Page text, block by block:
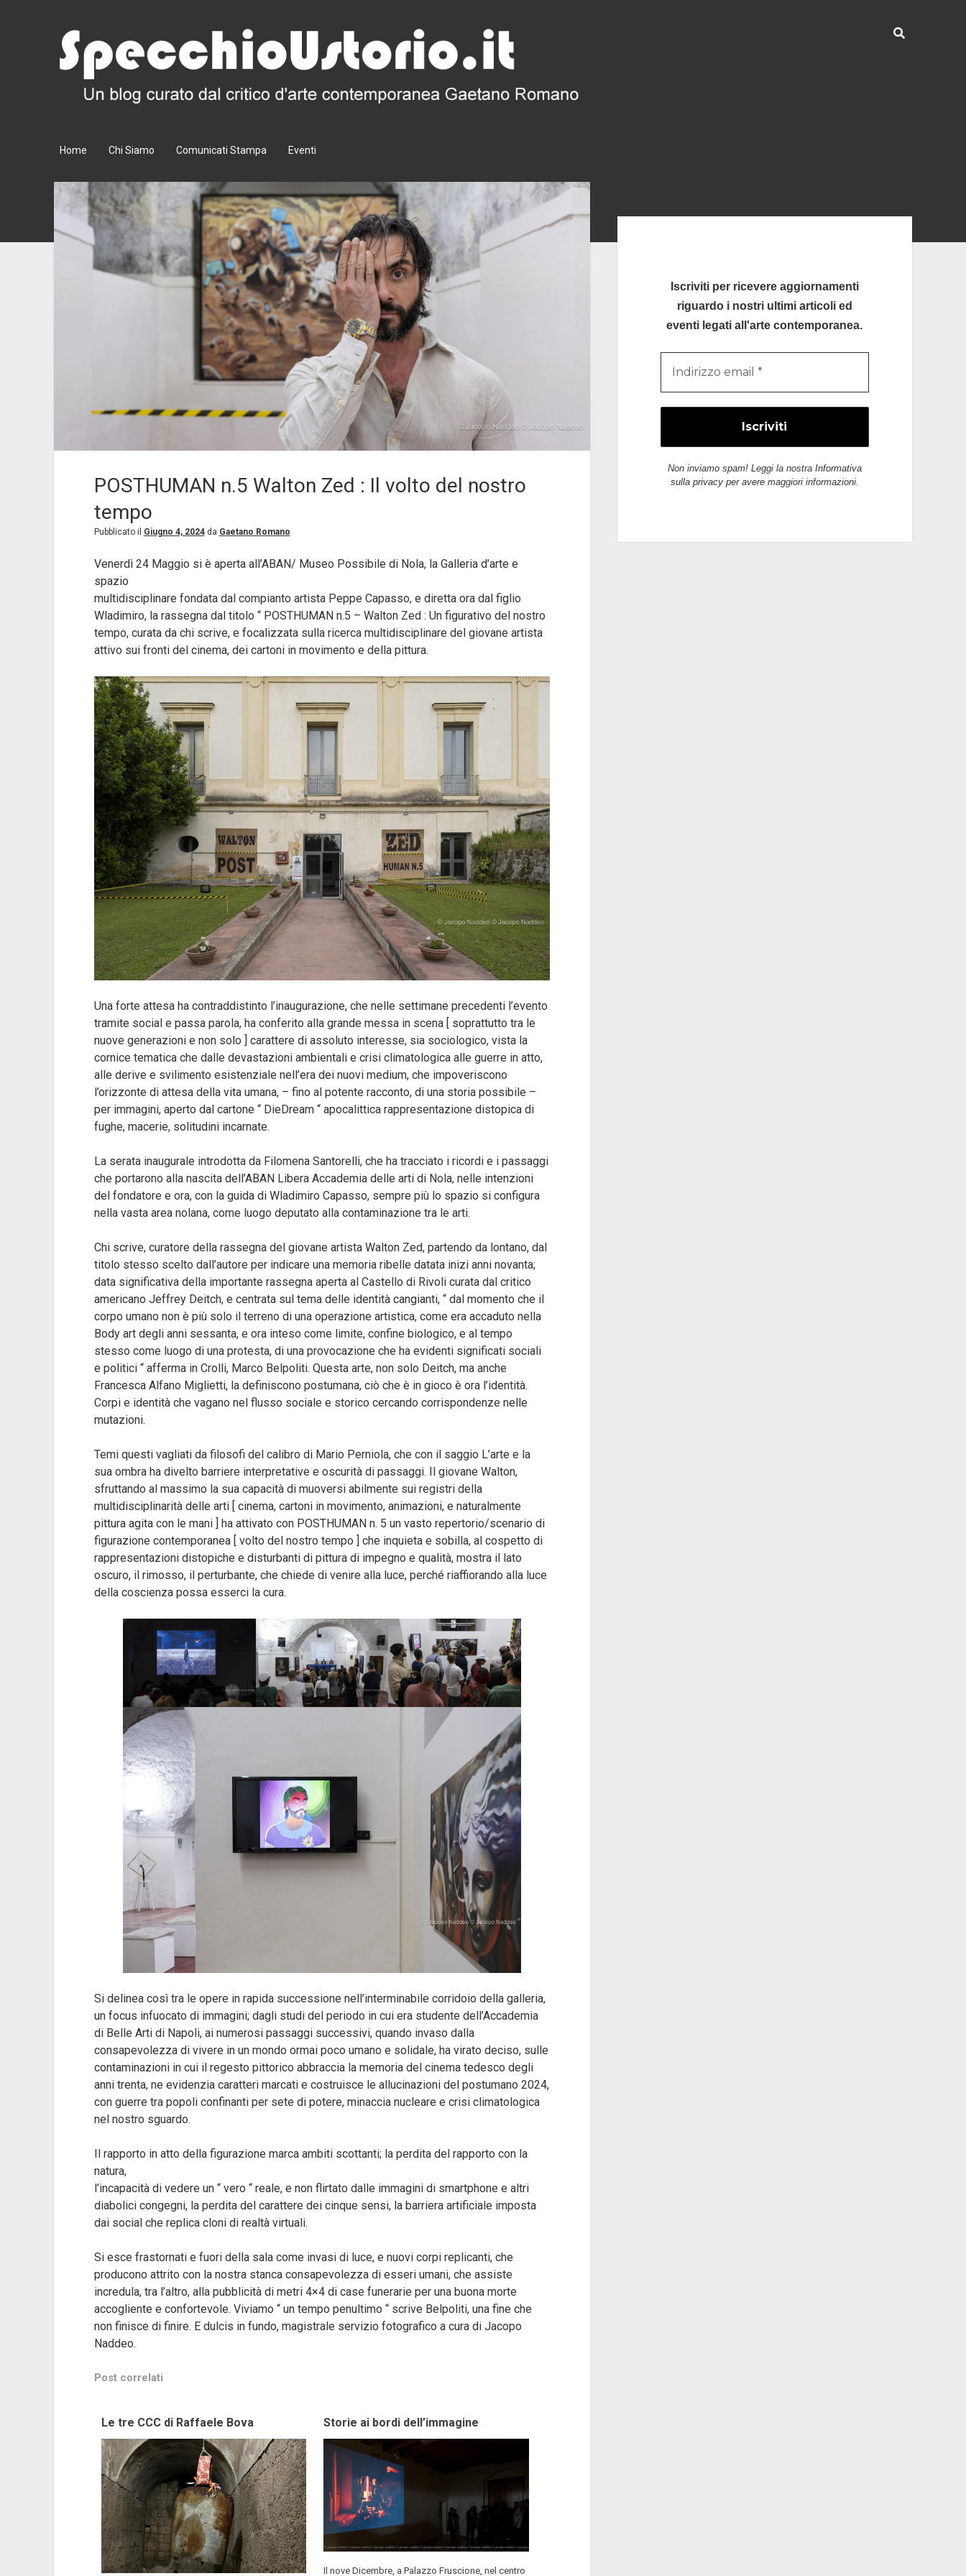
SpecchioUstorio.it
Home Chi Siamo Comunicati Stampa Eventi
POSTHUMAN n.5 Walton Zed : Il volto del nostro
tempo
Pubblicato il Giugno 4, 2024da Gaetano Romano
Venerdì 24 Maggio si è aperta all’ABAN/ Museo Possibile di Nola, la Galleria d’arte e
spazio
multidisciplinare fondata dal compianto artista Peppe Capasso, e diretta ora dal figlio
Wladimiro, la rassegna dal titolo “ POSTHUMAN n.5 – Walton Zed : Un figurativo del nostro
tempo, curata da chi scrive, e focalizzata sulla ricerca multidisciplinare del giovane artista
attivo sui fronti del cinema, dei cartoni in movimento e della pittura.
Una forte attesa ha contraddistinto l’inaugurazione, che nelle settimane precedenti l’evento
tramite social e passa parola, ha conferito alla grande messa in scena [ soprattutto tra le
nuove generazioni e non solo ] carattere di assoluto interesse, sia sociologico, vista la
cornice tematica che dalle devastazioni ambientali e crisi climatologica alle guerre in atto,
alle derive e svilimento esistenziale nell’era dei nuovi medium, che impoveriscono
l’orizzonte di attesa della vita umana, – fino al potente racconto, di una storia possibile –
per immagini, aperto dal cartone “ DieDream “ apocalittica rappresentazione distopica di
fughe, macerie, solitudini incarnate.
La serata inaugurale introdotta da Filomena Santorelli, che ha tracciato i ricordi e i passaggi
che portarono alla nascita dell’ABAN Libera Accademia delle arti di Nola, nelle intenzioni
del fondatore e ora, con la guida di Wladimiro Capasso, sempre più lo spazio si configura
nella vasta area nolana, come luogo deputato alla contaminazione tra le arti.
Chi scrive, curatore della rassegna del giovane artista Walton Zed, partendo da lontano, dal
titolo stesso scelto dall’autore per indicare una memoria ribelle datata inizi anni novanta;
data significativa della importante rassegna aperta al Castello di Rivoli curata dal critico
americano Jeffrey Deitch, e centrata sul tema delle identità cangianti, “ dal momento che il
corpo umano non è più solo il terreno di una operazione artistica, come era accaduto nella
Body art degli anni sessanta, e ora inteso come limite, confine biologico, e al tempo
stesso come luogo di una protesta, di una provocazione che ha evidenti significati sociali
e politici “ afferma in Crolli, Marco Belpoliti. Questa arte, non solo Deitch, ma anche
Francesca Alfano Miglietti, la definiscono postumana, ciò che è in gioco è ora l’identità.
Corpi e identità che vagano nel flusso sociale e storico cercando corrispondenze nelle
mutazioni.
Temi questi vagliati da filosofi del calibro di Mario Perniola, che con il saggio L’arte e la
sua ombra ha divelto barriere interpretative e oscurità di passaggi. Il giovane Walton,
sfruttando al massimo la sua capacità di muoversi abilmente sui registri della
multidisciplinarità delle arti [ cinema, cartoni in movimento, animazioni, e naturalmente
pittura agita con le mani ] ha attivato con POSTHUMAN n. 5 un vasto repertorio/scenario di
figurazione contemporanea [ volto del nostro tempo ] che inquieta e sobilla, al cospetto di
rappresentazioni distopiche e disturbanti di pittura di impegno e qualità, mostra il lato
oscuro, il rimosso, il perturbante, che chiede di venire alla luce, perché riaffiorando alla luce
della coscienza possa esserci la cura.
Si delinea così tra le opere in rapida successione nell’interminabile corridoio della galleria,
un focus infuocato di immagini; dagli studi del periodo in cui era studente dell’Accademia
di Belle Arti di Napoli, ai numerosi passaggi successivi, quando invaso dalla
consapevolezza di vivere in un mondo ormai poco umano e solidale, ha virato deciso, sulle
contaminazioni in cui il regesto pittorico abbraccia la memoria del cinema tedesco degli
anni trenta, ne evidenzia caratteri marcati e costruisce le allucinazioni del postumano 2024,
con guerre tra popoli confinanti per sete di potere, minaccia nucleare e crisi climatologica
nel nostro sguardo.
Il rapporto in atto della figurazione marca ambiti scottanti; la perdita del rapporto con la
natura,
l’incapacità di vedere un “ vero “ reale, e non flirtato dalle immagini di smartphone e altri
diabolici congegni, la perdita del carattere dei cinque sensi, la barriera artificiale imposta
dai social che replica cloni di realtà virtuali.
Si esce frastornati e fuori della sala come invasi di luce, e nuovi corpi replicanti, che
producono attrito con la nostra stanca consapevolezza di esseri umani, che assiste
incredula, tra l’altro, alla pubblicità di metri 4×4 di case funerarie per una buona morte
accogliente e confortevole. Viviamo “ un tempo penultimo “ scrive Belpoliti, una fine che
non finisce di finire. E dulcis in fundo, magistrale servizio fotografico a cura di Jacopo
Naddeo.
Post correlati
Le tre CCC di Raffaele Bova Storie ai bordi dell’immagine
Il nove Dicembre, a Palazzo Fruscione, nel centro
laterale
Iscriviti per ricevere aggiornamenti
riguardo i nostri ultimi articoli ed
eventi legati all'arte contemporanea.
Non inviamo spam! Leggi la nostra Informativa
sulla privacyper avere maggiori informazioni.